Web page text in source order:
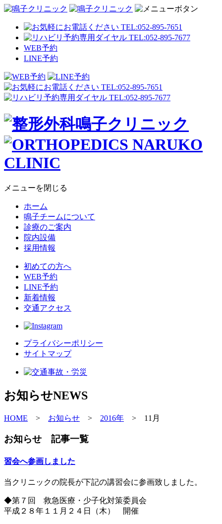
WEB予約
LINE予約
メニューを閉じる
ホーム
鳴子チームについて
診療のご案内
院内設備
採用情報
初めての方へ
WEB予約
LINE予約
新着情報
交通アクセス
プライバシーポリシー
サイトマップ
お知らせNEWS
HOME > お知らせ > 2016年 > 11月
お知らせ 記事一覧
習会へ参画しました
当クリニックの院長が下記の講習会に参画致しました。
◆第７回 救急医療・少子化対策委員会
平成２８年１１月２４日（木） 開催